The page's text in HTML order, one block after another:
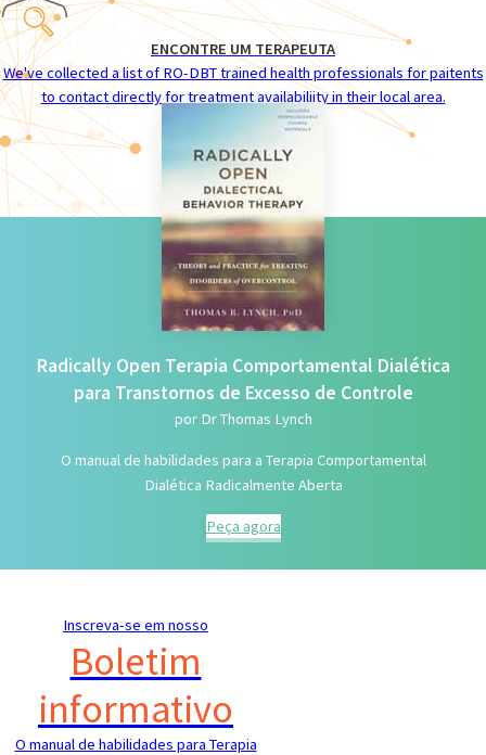
ENCONTRE UM TERAPEUTA
We've collected a list of RO-DBT trained health professionals for paitents
to contact directly for treatment availabiliity in their local area.
Radically Open Terapia Comportamental Dialética
para Transtornos de Excesso de Controle
por Dr Thomas Lynch
O manual de habilidades para a Terapia Comportamental
Dialética Radicalmente Aberta
Peça agora
Inscreva-se em nosso
Boletim
informativo
O manual de habilidades para Terapia